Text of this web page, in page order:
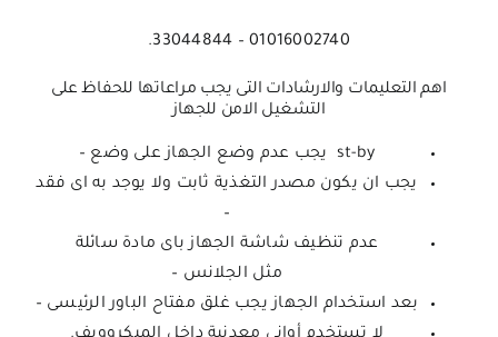
01016002740 – 33044844.
اهم التعليمات والارشادات التى يجب مراعاتها للحفاظ على
التشغيل الامن للجهاز
st-by يجب عدم وضع الجهاز على وضع –
يجب ان يكون مصدر التغذية ثابت ولا يوجد به اى فقد
–
عدم تنظيف شاشة الجهاز باى مادة سائلة
مثل الجلانس –
بعد استخدام الجهاز يجب غلق مفتاح الباور الرئيسى –